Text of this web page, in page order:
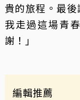
貴的旅程。最
我走過這場青
謝！」
編輯推薦